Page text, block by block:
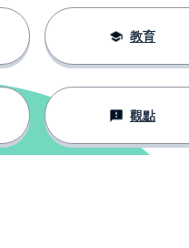
教育
觀點